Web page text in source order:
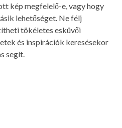
kép megfelelő-e, vagy hogy
lehetőséget. Ne félj
tökéletes esküvői
és inspirációk keresésekor
segít.